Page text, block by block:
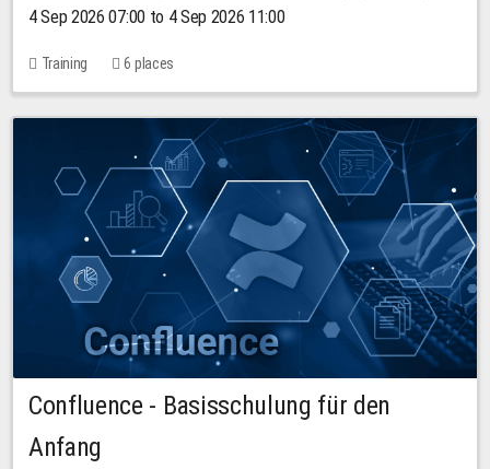
4 Sep 2026 07:00 to 4 Sep 2026 11:00
Training 6 places
Confluence - Basisschulung für den
Anfang